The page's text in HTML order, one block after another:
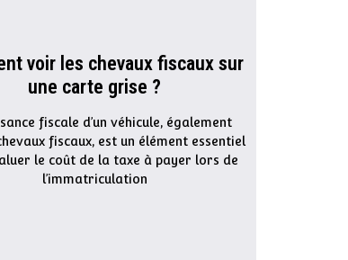
voir les chevaux fiscaux sur
une carte grise ?
fiscale d’un véhicule, également
fiscaux, est un élément essentiel
le coût de la taxe à payer lors de
l’immatriculation